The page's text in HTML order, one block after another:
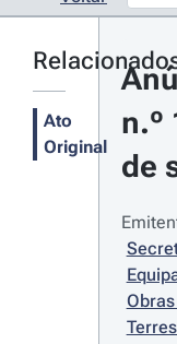
Ato
Original
n.º
de